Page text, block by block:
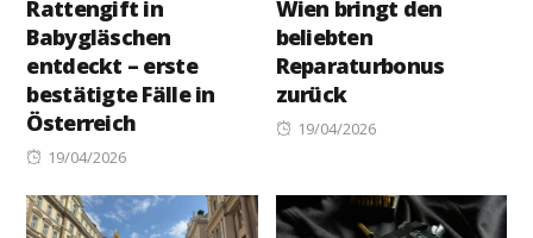
Rattengift in
Babygläschen
entdeckt – erste
bestätigte Fälle in
Österreich
Posted
19/04/2026
Wien bringt den
beliebten
Reparaturbonus
zurück
Posted
19/04/2026